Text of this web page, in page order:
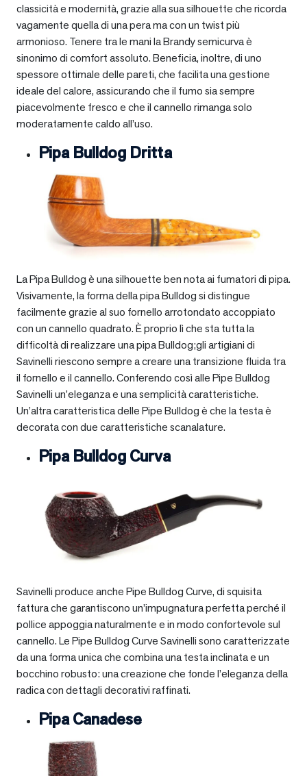
classicità e modernità, grazie alla sua silhouette che ricorda
vagamente quella di una pera ma con un twist più
armonioso. Tenere tra le mani la Brandy semicurva è
sinonimo di comfort assoluto. Beneficia, inoltre, di uno
spessore ottimale delle pareti, che facilita una gestione
ideale del calore, assicurando che il fumo sia sempre
piacevolmente fresco e che il cannello rimanga solo
moderatamente caldo all’uso.
Pipa Bulldog Dritta
La Pipa Bulldog è una silhouette ben nota ai fumatori di pipa.
Visivamente, la forma della pipa Bulldog si distingue
facilmente grazie al suo fornello arrotondato accoppiato
con un cannello quadrato. È proprio lì che sta tutta la
difficoltà di realizzare una pipa Bulldog;gli artigiani di
Savinelli riescono sempre a creare una transizione fluida tra
il fornello e il cannello. Conferendo così alle Pipe Bulldog
Savinelli un’eleganza e una semplicità caratteristiche.
Un’altra caratteristica delle Pipe Bulldog è che la testa è
decorata con due caratteristiche scanalature.
Pipa Bulldog Curva
Savinelli produce anche Pipe Bulldog Curve, di squisita
fattura che garantiscono un’impugnatura perfetta perché il
pollice appoggia naturalmente e in modo confortevole sul
cannello. Le Pipe Bulldog Curve Savinelli sono caratterizzate
da una forma unica che combina una testa inclinata e un
bocchino robusto: una creazione che fonde l’eleganza della
radica con dettagli decorativi raffinati.
Pipa Canadese